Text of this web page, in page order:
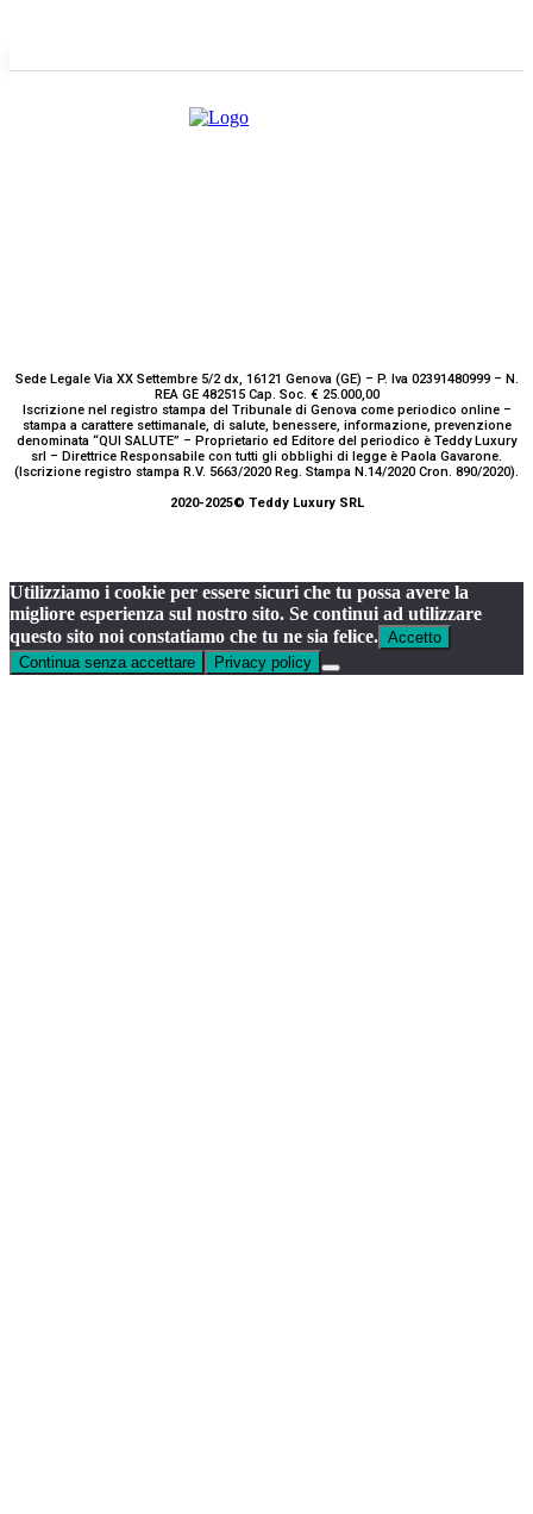
Sede Legale Via XX Settembre 5/2 dx, 16121 Genova (GE) – P. Iva 02391480999 – N.
REA GE 482515 Cap. Soc. € 25.000,00
Iscrizione nel registro stampa del Tribunale di Genova come periodico online –
stampa a carattere settimanale, di salute, benessere, informazione, prevenzione
denominata “QUI SALUTE” – Proprietario ed Editore del periodico è Teddy Luxury
srl – Direttrice Responsabile con tutti gli obblighi di legge è Paola Gavarone.
(Iscrizione registro stampa R.V. 5663/2020 Reg. Stampa N.14/2020 Cron. 890/2020).
2020-2025© Teddy Luxury SRL
Utilizziamo i cookie per essere sicuri che tu possa avere la
migliore esperienza sul nostro sito. Se continui ad utilizzare
questo sito noi constatiamo che tu ne sia felice. Accetto
Continua senza accettare
Privacy policy